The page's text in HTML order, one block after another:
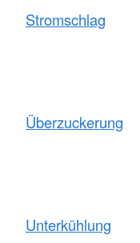
Stromschlag
Überzuckerung
Unterkühlung